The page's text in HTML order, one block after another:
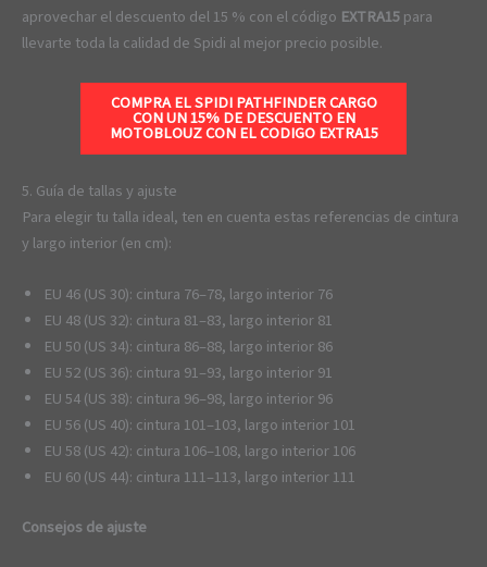
aprovechar el descuento del 15 % con el código EXTRA15para
llevarte toda la calidad de Spidi al mejor precio posible.
COMPRA EL SPIDI PATHFINDER CARGO
CON UN 15% DE DESCUENTO EN
MOTOBLOUZ CON EL CODIGOEXTRA15
5. Guía de tallas y ajuste
Para elegir tu talla ideal, ten en cuenta estas referencias de cintura
y largo interior (en cm):
EU 46 (US 30): cintura 76–78, largo interior 76
EU 48 (US 32): cintura 81–83, largo interior 81
EU 50 (US 34): cintura 86–88, largo interior 86
EU 52 (US 36): cintura 91–93, largo interior 91
EU 54 (US 38): cintura 96–98, largo interior 96
EU 56 (US 40): cintura 101–103, largo interior 101
EU 58 (US 42): cintura 106–108, largo interior 106
EU 60 (US 44): cintura 111–113, largo interior 111
Consejos de ajuste